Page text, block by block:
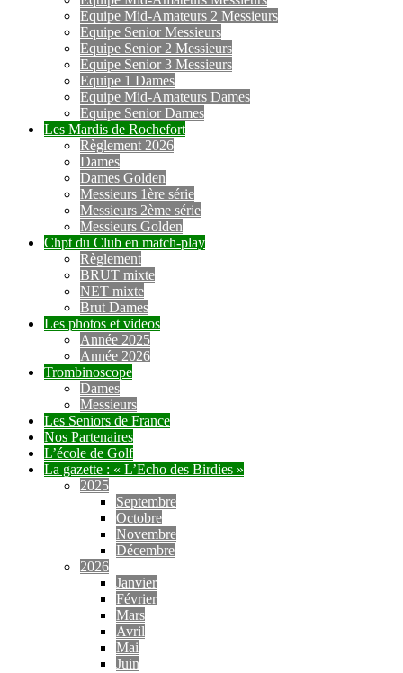
Equipe Mid-Amateurs 2 Messieurs
Equipe Senior Messieurs
Equipe Senior 2 Messieurs
Equipe Senior 3 Messieurs
Equipe 1 Dames
Equipe Mid-Amateurs Dames
Equipe Senior Dames
Les Mardis de Rochefort
Règlement 2026
Dames
Dames Golden
Messieurs 1ère série
Messieurs 2ème série
Messieurs Golden
Chpt du Club en match-play
Règlement
BRUT mixte
NET mixte
Brut Dames
Les photos et videos
Année 2025
Année 2026
Trombinoscope
Dames
Messieurs
Les Seniors de France
Nos Partenaires
L’école de Golf
La gazette : « L’Echo des Birdies »
2025
Septembre
Octobre
Novembre
Décembre
2026
Janvier
Février
Mars
Avril
Mai
Juin